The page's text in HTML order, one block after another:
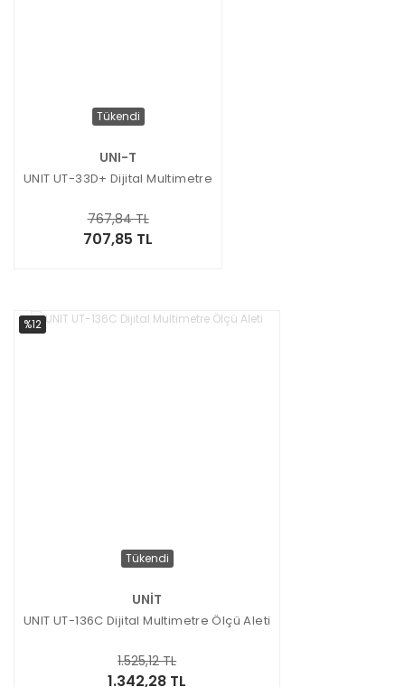
Tükendi
UNI-T
UNIT UT-33D+ Dijital Multimetre
707,85 TL
767,84 TL
%12
Tükendi
UNİT
UNIT UT-136C Dijital Multimetre Ölçü Aleti
1.342,28 TL
1.525,12 TL